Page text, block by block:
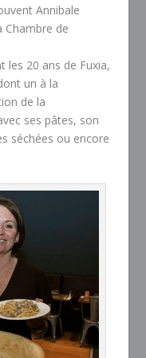
Annibale
Chambre de
les 20 ans de Fuxia,
un à la
de la
ses pâtes, son
séchées ou encore